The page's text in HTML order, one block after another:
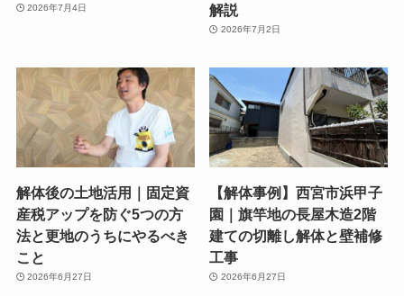
2026年7月4日
解説
2026年7月2日
解体後の土地活用｜固定資
産税アップを防ぐ5つの方
法と更地のうちにやるべき
こと
2026年6月27日
【解体事例】西宮市浜甲子
園｜旗竿地の長屋木造2階
建ての切離し解体と壁補修
工事
2026年6月27日